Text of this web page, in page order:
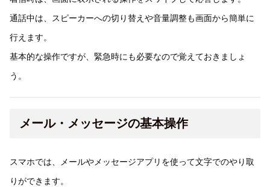
通話中は、スピーカーへの切り替えや音量調整も画面から簡単に
行えます。
基本的な操作ですが、緊急時にも必要なので覚えておきましょ
う。
メール・メッセージの基本操作
スマホでは、メールやメッセージアプリを使って文字でのやり取
りができます。